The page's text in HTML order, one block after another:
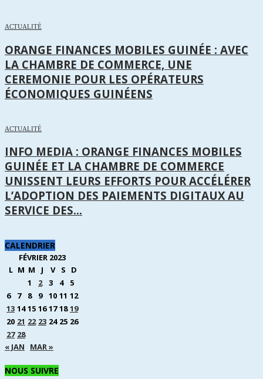
ACTUALITÉ
ORANGE FINANCES MOBILES GUINÉE : AVEC
LA CHAMBRE DE COMMERCE, UNE
CEREMONIE POUR LES OPÉRATEURS
ÉCONOMIQUES GUINÉENS
ACTUALITÉ
INFO MEDIA : ORANGE FINANCES MOBILES
GUINÉE ET LA CHAMBRE DE COMMERCE
UNISSENT LEURS EFFORTS POUR ACCÉLÉRER
L’ADOPTION DES PAIEMENTS DIGITAUX AU
SERVICE DES...
CALENDRIER
FÉVRIER 2023
L M M J V S
D
1
2 3 4
5
6
7 8 9 10 11 12
13 14 15 16 17 18 19
20 21 22 23 24 25 26
27 28
« JAN
MAR »
NOUS SUIVRE